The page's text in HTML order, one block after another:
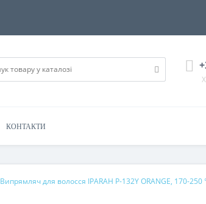
КОНТАКТИ
Випрямляч для волосся IPARAH P-132Y ORANGE, 170-